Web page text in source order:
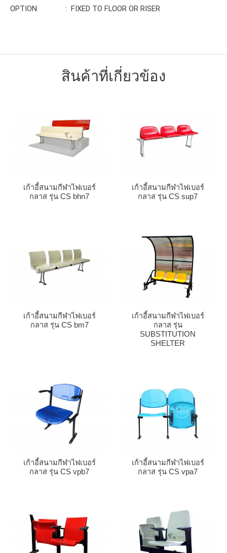
OPTION : FIXED TO FLOOR OR RISER
สินค้าที่เกี่ยวข้อง
เก้าอี้สนามกีฬาไฟเบอร์
กลาส รุ่น CS bhn7
เก้าอี้สนามกีฬาไฟเบอร์
กลาส รุ่น CS sup7
เก้าอี้สนามกีฬาไฟเบอร์
กลาส รุ่น CS bm7
เก้าอี้สนามกีฬาไฟเบอร์
กลาส รุ่น
SUBSTITUTION
SHELTER
เก้าอี้สนามกีฬาไฟเบอร์
กลาส รุ่น CS vpb7
เก้าอี้สนามกีฬาไฟเบอร์
กลาส รุ่น CS vpa7